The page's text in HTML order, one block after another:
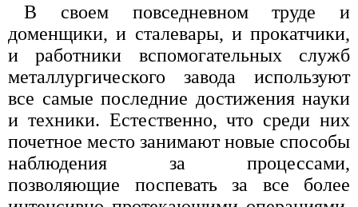
В своем повседневном труде и
доменщики, и сталевары, и прокатчики,
и работники вспомогательных служб
металлургического завода используют
все самые последние достижения науки
и техники. Естественно, что среди них
почетное место занимают новые способы
наблюдения за процессами,
позволяющие поспевать за все более